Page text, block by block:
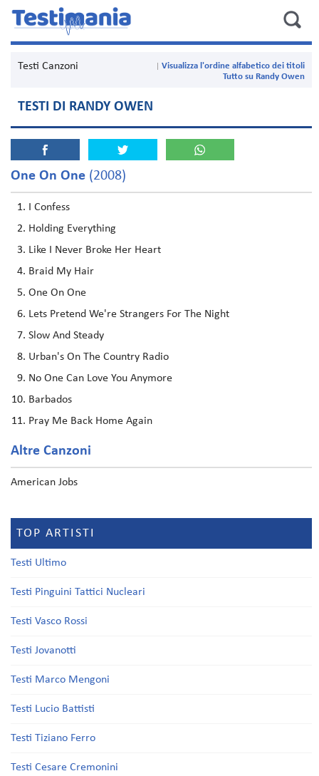
Testi Canzoni
Visualizza l'ordine alfabetico dei titoli
Tutto su Randy Owen
TESTI DI RANDY OWEN
One On One (2008)
I Confess
Holding Everything
Like I Never Broke Her Heart
Braid My Hair
One On One
Lets Pretend We're Strangers For The Night
Slow And Steady
Urban's On The Country Radio
No One Can Love You Anymore
Barbados
Pray Me Back Home Again
Altre Canzoni
American Jobs
TOP ARTISTI
Testi Ultimo
Testi Pinguini Tattici Nucleari
Testi Vasco Rossi
Testi Jovanotti
Testi Marco Mengoni
Testi Lucio Battisti
Testi Tiziano Ferro
Testi Cesare Cremonini